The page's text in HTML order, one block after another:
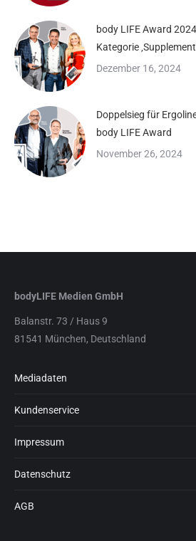
body LIFE Award
Kategorie
Dezember 16, 2024
Doppelsieg für
body LIFE Award
November 26, 2024
bodyLIFE Medien GmbH
Balanstr. 73 / Haus 9
81541 München, Deutschland
Mediadaten
Kundenservice
Impressum
Datenschutz
AGB